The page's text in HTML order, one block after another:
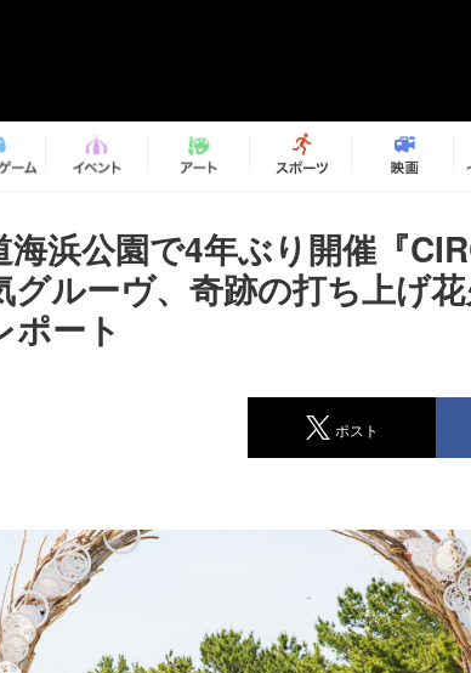
海浜公園で4年ぶり開催『
グルーヴ、奇跡の打ち上げ
ポート
ポスト